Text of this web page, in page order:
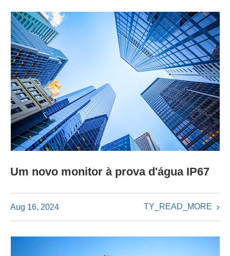
Um novo monitor à prova d'água IP67
Aug 16, 2024 TY_READ_MORE